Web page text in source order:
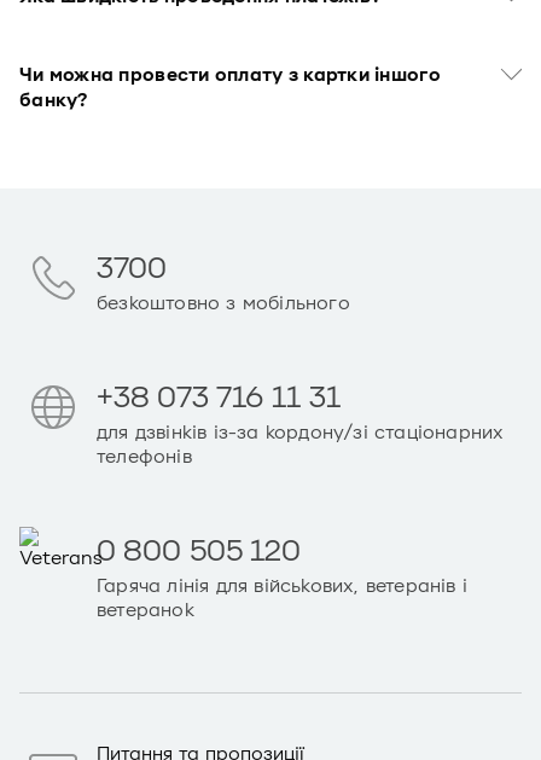
Чи можна провести оплату з картки іншого
банку?
3700
безкоштовно з мобільного
+38 073 716 11 31
для дзвінків із-за кордону/зі стаціонарних
телефонів
0 800 505 120
Гаряча лінія для військових, ветеранів і
ветеранок
Питання та пропозиції